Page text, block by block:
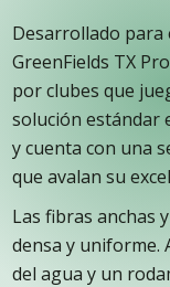
Desarrollado para
GreenFields TX
por clubes que
solución estándar
y cuenta con una
que avalan su
Las fibras anchas
densa y uniforme.
del agua y un